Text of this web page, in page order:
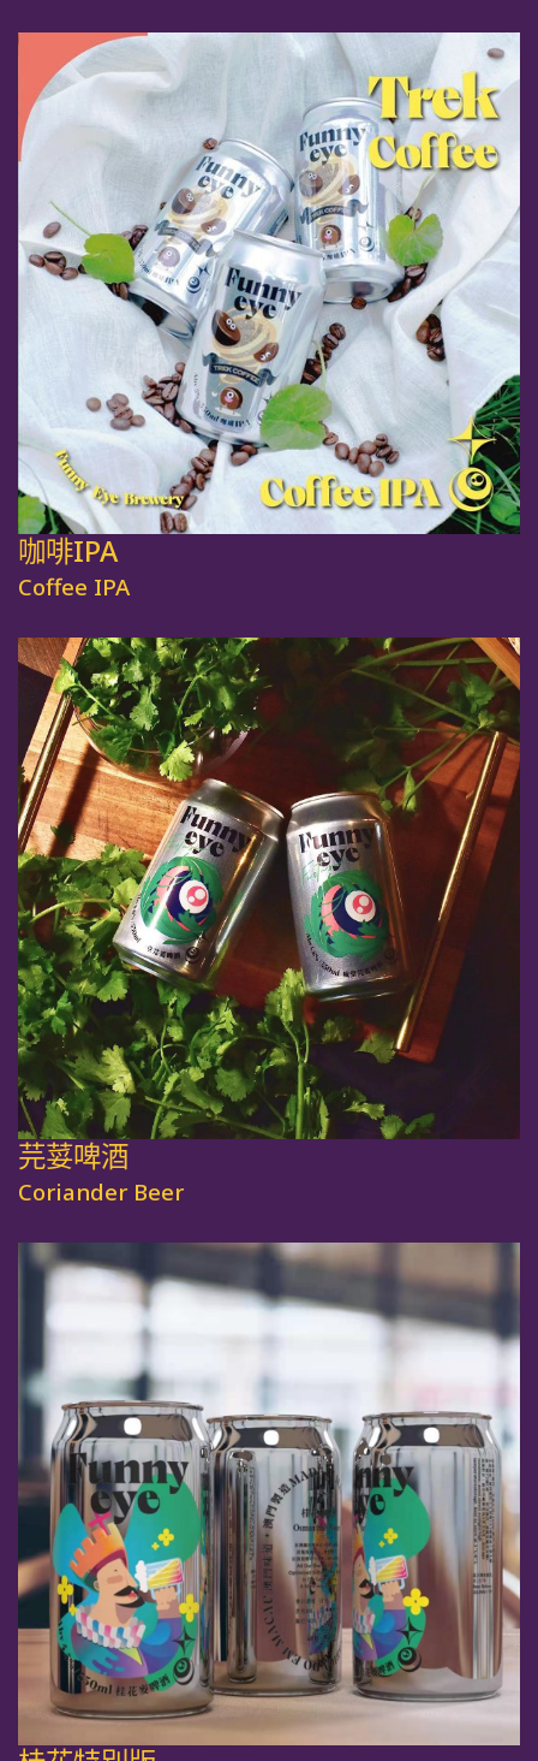
咖啡IPA
Coffee IPA
芫荽啤酒
Coriander Beer